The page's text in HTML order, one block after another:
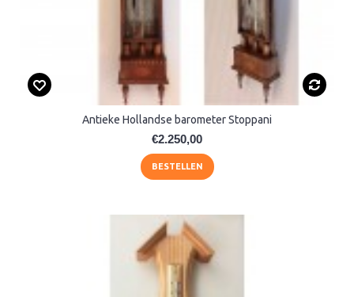
Antieke Hollandse barometer Stoppani
€2.250,00
BESTELLEN